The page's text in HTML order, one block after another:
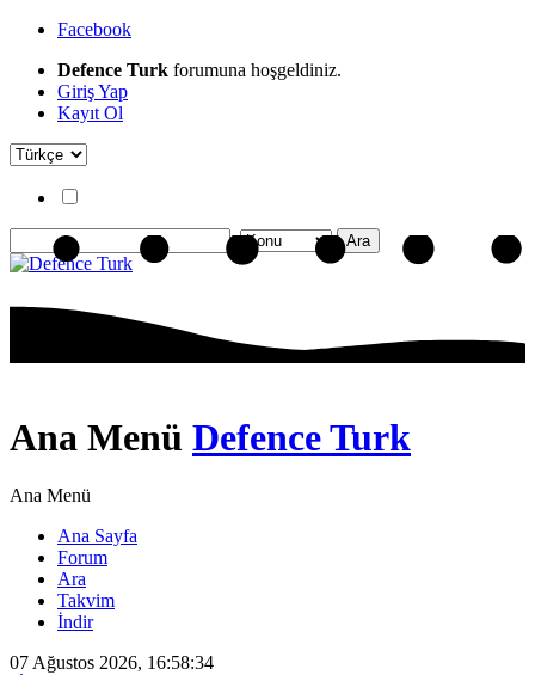
Facebook
Defence Turk forumuna hoşgeldiniz.
Giriş Yap
Kayıt Ol
Ana Menü Defence Turk
Ana Menü
Ana Sayfa
Forum
Ara
Takvim
İndir
07 Ağustos 2026, 16:58:34